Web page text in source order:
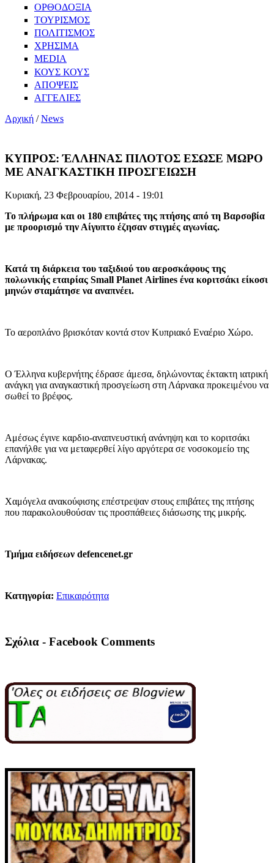
ΟΡΘΟΔΟΞΙΑ
ΤΟΥΡΙΣΜΟΣ
ΠΟΛΙΤΙΣΜΟΣ
ΧΡΗΣΙΜΑ
MEDIA
ΚΟΥΣ ΚΟΥΣ
ΑΠΟΨΕΙΣ
ΑΓΓΕΛΙΕΣ
Αρχική /News
ΚΥΠΡΟΣ: ΈΛΛΗΝΑΣ ΠΙΛΟΤΟΣ ΕΣΩΣΕ ΜΩΡΟ
ΜΕ ΑΝΑΓΚΑΣΤΙΚΗ ΠΡΟΣΓΕΙΩΣΗ
Κυριακή, 23 Φεβρουαρίου, 2014 - 19:01
Το πλήρωμα και οι 180 επιβάτες της πτήσης από τη Βαρσοβία
με προορισμό την Αίγυπτο έζησαν στιγμές αγωνίας.
Κατά τη διάρκεια του ταξιδιού του αεροσκάφους της
πολωνικής εταιρίας Small Planet Airlines ένα κοριτσάκι είκοσι
μηνών σταμάτησε να αναπνέει.
Το αεροπλάνο βρισκόταν κοντά στον Κυπριακό Εναέριο Χώρο.
Ο Έλληνα κυβερνήτης έδρασε άμεσα, δηλώνοντας έκτακτη ιατρική
ανάγκη για αναγκαστική προσγείωση στη Λάρνακα προκειμένου να
σωθεί το βρέφος.
Αμέσως έγινε καρδιο-αναπνευστική ανάνηψη και το κοριτσάκι
επανήλθε για να μεταφερθεί λίγο αργότερα σε νοσοκομείο της
Λάρνακας.
Χαμόγελα ανακούφισης επέστρεψαν στους επιβάτες της πτήσης
που παρακολουθούσαν τις προσπάθειες διάσωσης της μικρής.
Τμήμα ειδήσεων defencenet.gr
Κατηγορία: Επικαιρότητα
Σχόλια - Facebook Comments